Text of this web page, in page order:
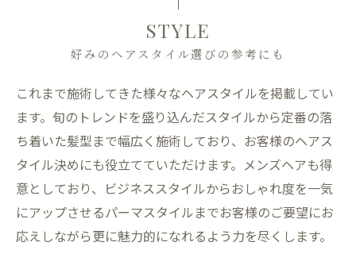
STYLE
好みのヘアスタイル選びの参考にも
これまで施術してきた様々なヘアスタイルを掲載してい
ます。旬のトレンドを盛り込んだスタイルから定番の落
ち着いた髪型まで幅広く施術しており、お客様のヘアス
タイル決めにも役立てていただけます。メンズヘアも得
意としており、ビジネススタイルからおしゃれ度を一気
にアップさせるパーマスタイルまでお客様のご要望にお
応えしながら更に魅力的になれるよう力を尽くします。